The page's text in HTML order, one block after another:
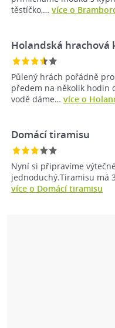
těstíčko,… více o
Holandská hrachová
Půlený hrách pořádně
předem na několik hodin
vodě dáme… více o
Domácí tiramisu
Nyní si připravíme
jednoduchý.Tiramisu má
více o Domácí tiramisu